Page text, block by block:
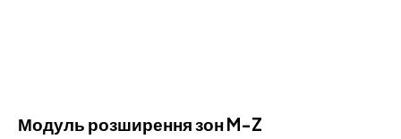
Модуль розширення зон M-Z